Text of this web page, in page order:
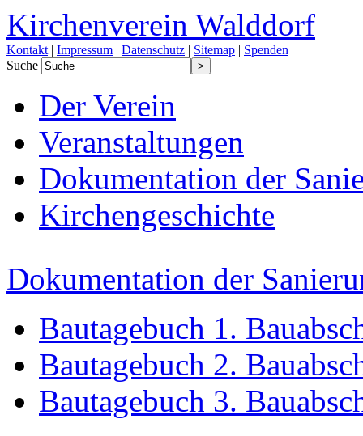
Kirchenverein Walddorf
Kontakt | Impressum | Datenschutz | Sitemap | Spenden |
Suche
Der Verein
Veranstaltungen
Dokumentation der
Kirchengeschichte
Dokumentation der
Bautagebuch 1.
Bautagebuch 2.
Bautagebuch 3.